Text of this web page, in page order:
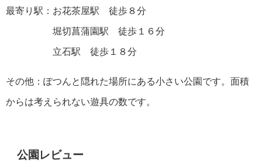
最寄り駅：お花茶屋駅 徒歩８分
堀切菖蒲園駅 徒歩１６分
立石駅 徒歩１８分
その他：ぽつんと隠れた場所にある小さい公園です。面積
からは考えられない遊具の数です。
公園レビュー